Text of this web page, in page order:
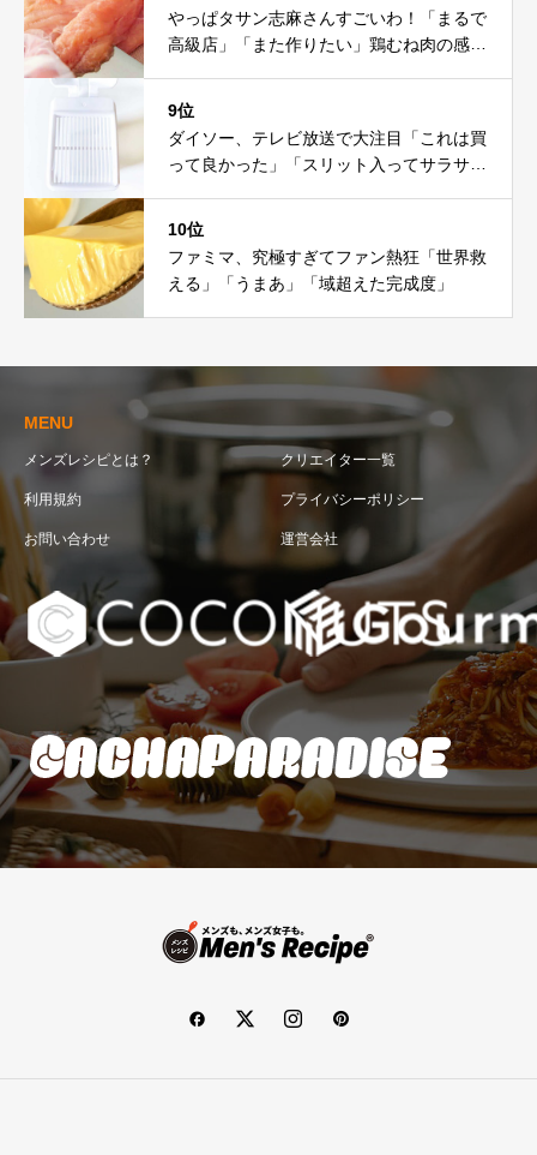
やっぱタサン志麻さんすごいわ！「まるで
高級店」「また作りたい」鶏むね肉の感動
9位
ダイソー、テレビ放送で大注目「これは買
って良かった」「スリット入ってサラサ
10位
ファミマ、究極すぎてファン熱狂「世界救
える」「うまあ」「域超えた完成度」
MENU
メンズレシピとは？ クリエイター一覧
利用規約 プライバシーポリシー
お問い合わせ 運営会社